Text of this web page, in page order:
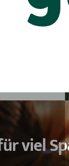
viel